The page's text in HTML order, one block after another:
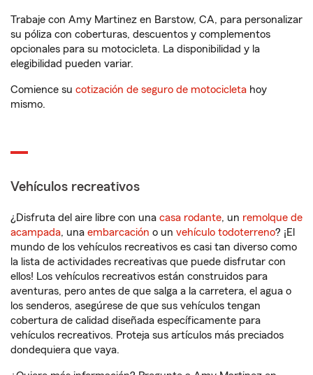
Trabaje con Amy Martinez en Barstow, CA, para personalizar
su póliza con coberturas, descuentos y complementos
opcionales para su motocicleta. La disponibilidad y la
elegibilidad pueden variar.
Comience su cotización de seguro de motocicleta hoy
mismo.
Vehículos recreativos
¿Disfruta del aire libre con una casa rodante, un remolque de
acampada, una embarcación o un vehículo todoterreno? ¡El
mundo de los vehículos recreativos es casi tan diverso como
la lista de actividades recreativas que puede disfrutar con
ellos! Los vehículos recreativos están construidos para
aventuras, pero antes de que salga a la carretera, el agua o
los senderos, asegúrese de que sus vehículos tengan
cobertura de calidad diseñada específicamente para
vehículos recreativos. Proteja sus artículos más preciados
dondequiera que vaya.